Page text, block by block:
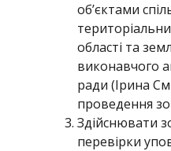
об’єктами
області та
виконавчого
ради (Ірина
проведення
Здійснювати
перевірки